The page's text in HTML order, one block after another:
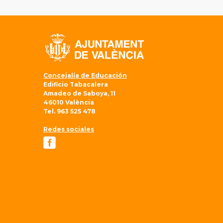
https://goo.gl/ctykZR.
Concejalía de Educación
Edificio Tabacalera
Amadeo de Saboya, 11
46010 València
Tel. 963 525 478
Redes sociales